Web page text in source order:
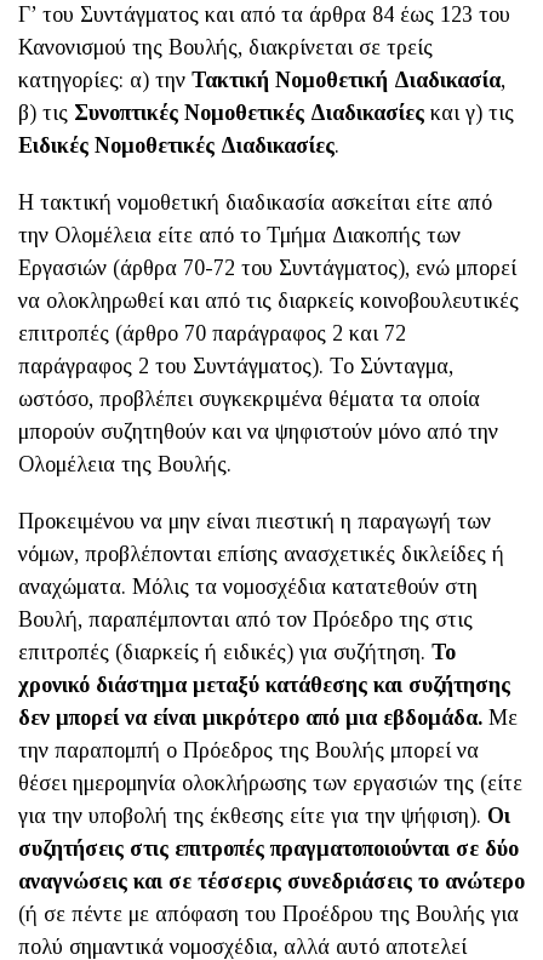
Γ’ του Συντάγματος και από τα άρθρα 84 έως 123 του
Κανονισμού της Βουλής, διακρίνεται σε τρείς
κατηγορίες: α) την Τακτική Νομοθετική Διαδικασία,
β) τις Συνοπτικές Νομοθετικές Διαδικασίες και γ) τις
Ειδικές Νομοθετικές Διαδικασίες.
Η τακτική νομοθετική διαδικασία ασκείται είτε από
την Ολομέλεια είτε από το Τμήμα Διακοπής των
Εργασιών (άρθρα 70-72 του Συντάγματος), ενώ μπορεί
να ολοκληρωθεί και από τις διαρκείς κοινοβουλευτικές
επιτροπές (άρθρο 70 παράγραφος 2 και 72
παράγραφος 2 του Συντάγματος). Το Σύνταγμα,
ωστόσο, προβλέπει συγκεκριμένα θέματα τα οποία
μπορούν συζητηθούν και να ψηφιστούν μόνο από την
Ολομέλεια της Βουλής.
Προκειμένου να μην είναι πιεστική η παραγωγή των
νόμων, προβλέπονται επίσης ανασχετικές δικλείδες ή
αναχώματα. Μόλις τα νομοσχέδια κατατεθούν στη
Βουλή, παραπέμπονται από τον Πρόεδρο της στις
επιτροπές (διαρκείς ή ειδικές) για συζήτηση. Το
χρονικό διάστημα μεταξύ κατάθεσης και συζήτησης
δεν μπορεί να είναι μικρότερο από μια εβδομάδα. Με
την παραπομπή ο Πρόεδρος της Βουλής μπορεί να
θέσει ημερομηνία ολοκλήρωσης των εργασιών της (είτε
για την υποβολή της έκθεσης είτε για την ψήφιση). Οι
συζητήσεις στις επιτροπές πραγματοποιούνται σε δύο
αναγνώσεις και σε τέσσερις συνεδριάσεις το ανώτερο
(ή σε πέντε με απόφαση του Προέδρου της Βουλής για
πολύ σημαντικά νομοσχέδια, αλλά αυτό αποτελεί